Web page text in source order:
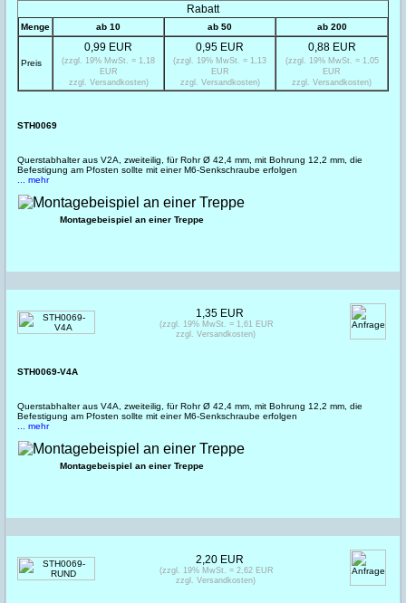
STH0069
Querstabhalter aus V2A, zweiteilig, für Rohr Ø 42,4 mm, mit Bohrung 12,2 mm, die
Befestigung am Pfosten sollte mit einer M6-Senkschraube erfolgen
... mehr
Rabatt
Menge ab 10 ab 50 ab 200
Preis
0,99 EUR
(zzgl. 19% MwSt. = 1,18
EUR
zzgl. Versandkosten)
0,95 EUR
(zzgl. 19% MwSt. = 1,13
EUR
zzgl. Versandkosten)
0,88 EUR
(zzgl. 19% MwSt. = 1,05
EUR
zzgl. Versandkosten)
Montagebeispiel an einer Treppe
STH0069-V4A
Querstabhalter aus V4A, zweiteilig, für Rohr Ø 42,4 mm, mit Bohrung 12,2 mm, die
Befestigung am Pfosten sollte mit einer M6-Senkschraube erfolgen
... mehr
Montagebeispiel an einer Treppe
1,35 EUR
(zzgl. 19% MwSt. = 1,61 EUR
zzgl. Versandkosten)
2,20 EUR
(zzgl. 19% MwSt. = 2,62 EUR
zzgl. Versandkosten)